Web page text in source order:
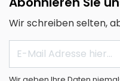
Wir schreiben selten,